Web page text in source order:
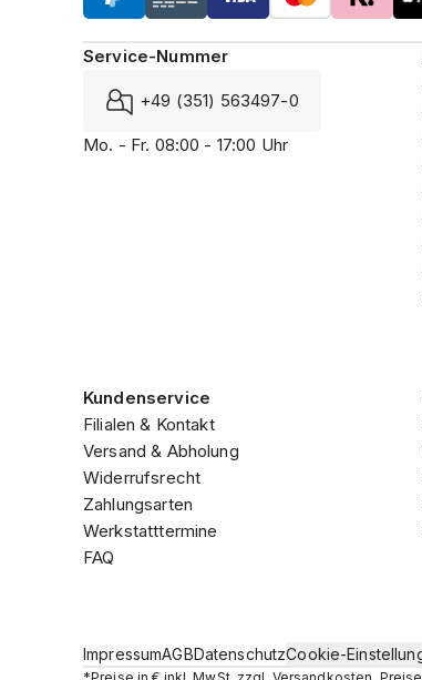
Service-Nummer
+49 (351) 563497-0
Mo. - Fr. 08:00 - 17:00 Uhr
Kundenservice
Filialen & Kontakt
Versand & Abholung
Widerrufsrecht
Zahlungsarten
Werkstatttermine
FAQ
ImpressumAGBDatenschutzCookie-
*Preise in € inkl. MwSt, zzgl. Versandkosten.